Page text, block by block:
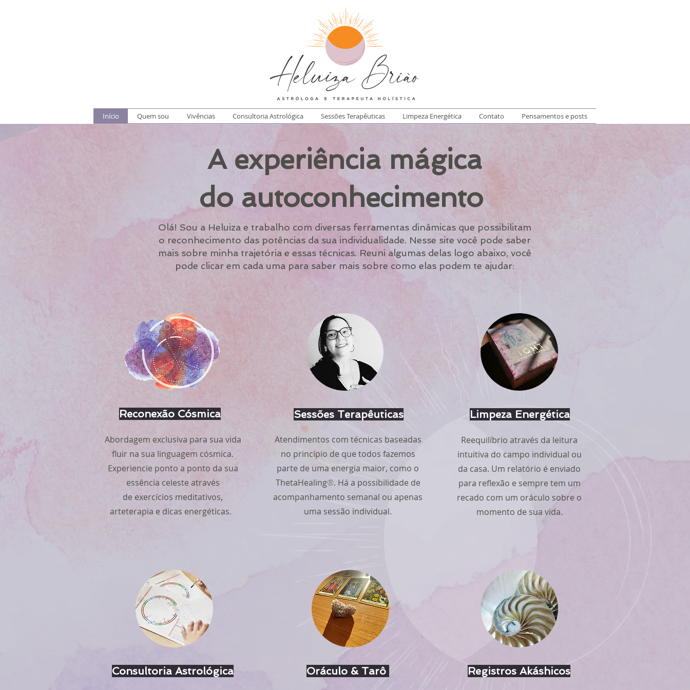
Início Quem sou Vivências Consultoria Astrológica Sessões Terapêuticas Limpeza Energética Contato Pensamentos e posts
A experiência mágica
do autoconhecimento
Olá! Sou a Heluiza e trabalho com diversas ferramentas dinâmicas que possibilitam
o reconhecimento das potências da sua individualidade. Nesse site você pode saber
mais sobre minha trajetória e essas técnicas. Reuni algumas delas logo abaixo, você
pode clicar em cada uma para saber mais sobre como elas podem te ajudar:
Reconexão Cósmica
Abordagem exclusiva para sua vida
fluir na sua linguagem cósmica.
Experiencie ponto a ponto da sua
essência celeste através
de exercícios meditativos,
arteterapia e dicas energéticas.
Sessões Terapêuticas
Atendimentos com técnicas baseadas
no princípio de que todos fazemos
parte de uma energia maior, como o
ThetaHealing®. Há a possibilidade de
acompanhamento semanal ou apenas
uma sessão individual.
Consultoria Astrológica Oráculo & Tarô
Limpeza Energética
Reequilíbrio através da leitura
intuitiva do campo individual ou
da casa. Um relatório é enviado
para reflexão e sempre tem um
recado com um oráculo sobre o
momento de sua vida.
Registros Akáshicos